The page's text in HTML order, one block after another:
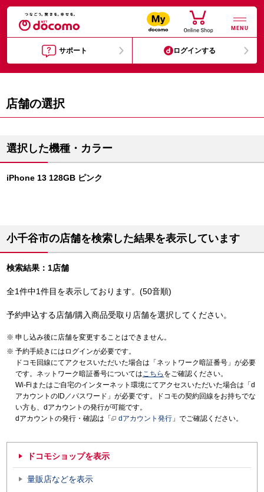
MENU
サポート ログインする
店舗の選択
選択した機種・カラー
iPhone 13 128GB ピンク
小千谷市の店舗を検索した結果を表示しています
検索結果：1店舗
全1件中1件目を表示しております。(50音順)
予約申込する店舗/購入商品受取り店舗を選択してください。
申し込み後に店舗を変更することはできません。
予約手続きにはログインが必要です。
ドコモ回線にてアクセスいただいた場合は「ネットワーク暗証番号」が必要
です。ネットワーク暗証番号についてはこちら をご確認ください。
Wi-Fiまたはご自宅のインターネット環境にてアクセスいただいた場合は「d
アカウントのID／パスワード」が必要です。ドコモの契約回線をお持ちでな
い方も、dアカウントの発行が可能です。
dアカウントの発行・確認は「
dアカウント発行 」でご確認ください。
ドコモショップを表示
量販店などを表示